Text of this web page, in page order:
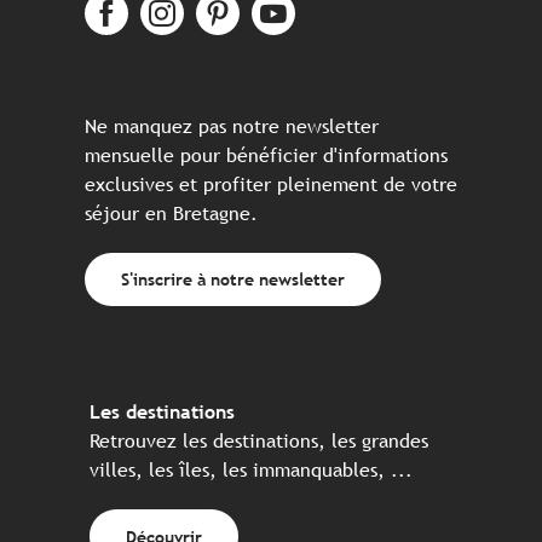
Ne manquez pas notre newsletter
mensuelle pour bénéficier d'informations
exclusives et profiter pleinement de votre
séjour en Bretagne.
S'inscrire à notre newsletter
Les destinations
Retrouvez les destinations, les grandes
villes, les îles, les immanquables, ...
Découvrir